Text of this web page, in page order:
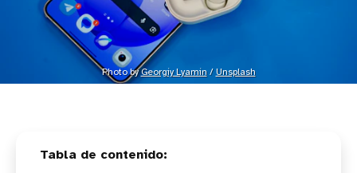
Photo by Georgiy Lyamin / Unsplash